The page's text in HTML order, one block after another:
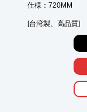
仕様：720MM
[台湾製、高品質]